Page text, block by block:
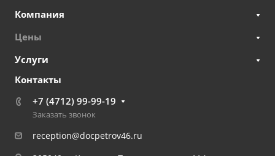
Компания
Цены
Услуги
Контакты
+7 (4712) 99-99-19
Заказать звонок
reception@docpetrov46.ru